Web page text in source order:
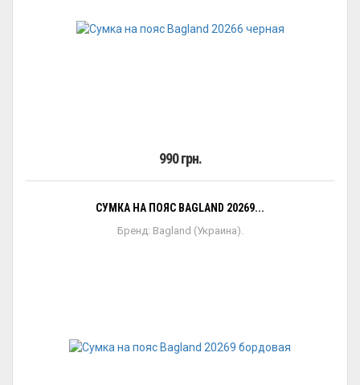
990 грн.
СУМКА НА ПОЯС BAGLAND 20269...
Бренд: Bagland (Украина).